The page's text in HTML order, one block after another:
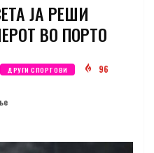
ЈА РЕШИ
ВО ПОРТО
ДРУГИ СПОРТОВИ 96